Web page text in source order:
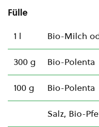
Fülle
1 l
Bio-Milch
300 g Bio-Polenta
100 g Bio-Polenta
Salz, Bio-